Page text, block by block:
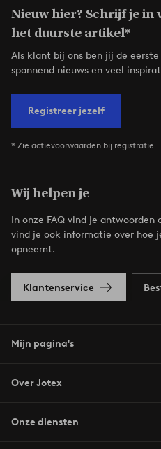
Nieuw hier? Schrijf je in
het duurste artikel*
Als klant bij ons ben jij de
spannend nieuws en veel
Registreer jezelf
* Zie actievoorwaarden bij registratie
Wij helpen je
In onze FAQ vind je
vind je ook informatie over hoe
opneemt.
Klantenservice
Mijn pagina's
Over Jotex
Onze diensten